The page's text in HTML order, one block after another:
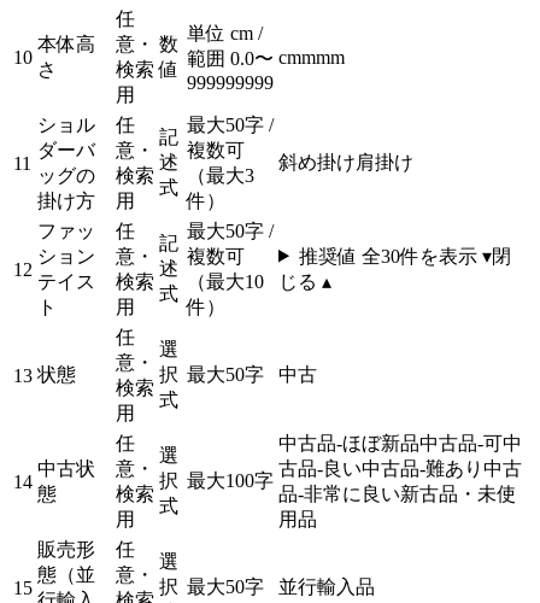
10
本体高
さ
任
意・
検索
用
数
値
単位 cm /
範囲 0.0〜
999999999
cmmmm
11
ショル
ダーバ
ッグの
掛け方
任
意・
検索
用
記
述
式
最大50字 /
複数可
（最大3
件）
斜め掛け肩掛け
12
ファッ
ション
テイス
ト
任
意・
検索
用
記
述
式
最大50字 /
複数可
（最大10
件）
推奨値 全30件を表示 ▾閉
じる ▴
13 状態
任
意・
検索
用
選
択
式
最大50字 中古
14
中古状
態
任
意・
検索
用
選
択
式
最大100字
中古品-ほぼ新品中古品-可中
古品-良い中古品-難あり 中古
品-非常に良い新古品・未使
用品
15
販売形
態（並
任
意・
選
択 最大50字 並行輸入品